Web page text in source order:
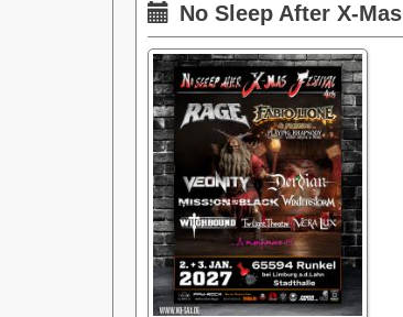
No Sleep After X-Mas